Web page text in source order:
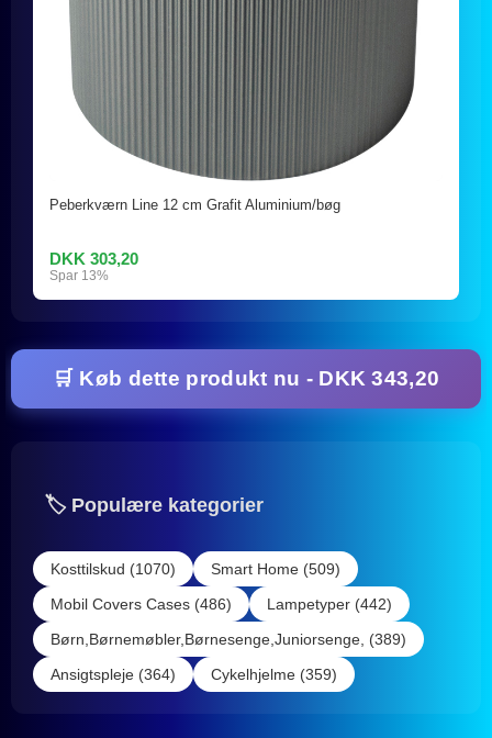
Peberkværn Line 12 cm Grafit Aluminium/bøg
DKK 303,20
Spar 13%
🛒 Køb dette produkt nu - DKK 343,20
🏷️ Populære kategorier
Kosttilskud (1070)
Smart Home (509)
Mobil Covers Cases (486)
Lampetyper (442)
Børn,Børnemøbler,Børnesenge,Juniorsenge, (389)
Ansigtspleje (364)
Cykelhjelme (359)